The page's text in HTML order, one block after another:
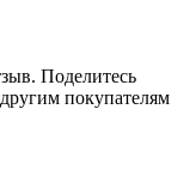
Поделитесь
покупателям